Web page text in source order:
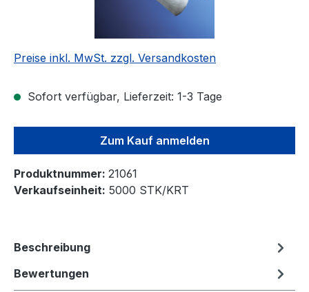
Preise inkl. MwSt. zzgl. Versandkosten
Sofort verfügbar, Lieferzeit: 1-3 Tage
Zum Kauf anmelden
Produktnummer: 21061
Verkaufseinheit: 5000 STK/KRT
Beschreibung
Bewertungen